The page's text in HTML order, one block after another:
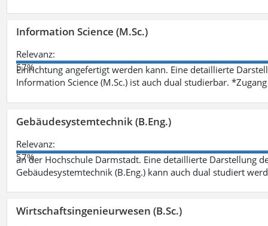
Information Science (M.Sc.)
Relevanz:
57%
Einrichtung angefertigt werden kann. Eine detaillierte
Information Science (M.Sc.) ist auch dual studierbar.
Gebäudesystemtechnik (B.Eng.)
Relevanz:
57%
an der Hochschule Darmstadt. Eine detaillierte Darstellung
Gebäudesystemtechnik (B.Eng.) kann auch dual studiert
Wirtschaftsingenieurwesen (B.Sc.)